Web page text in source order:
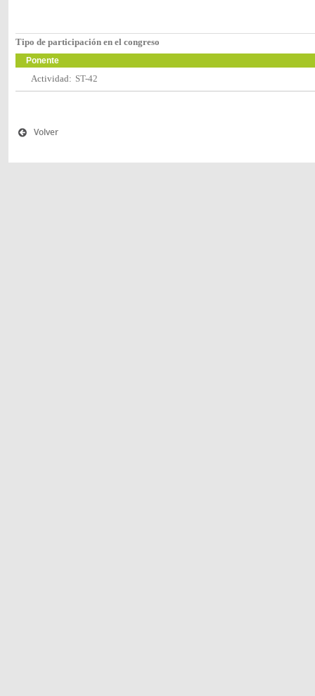
Tipo de participación en el congreso
Ponente
Actividad: ST-42
Volver